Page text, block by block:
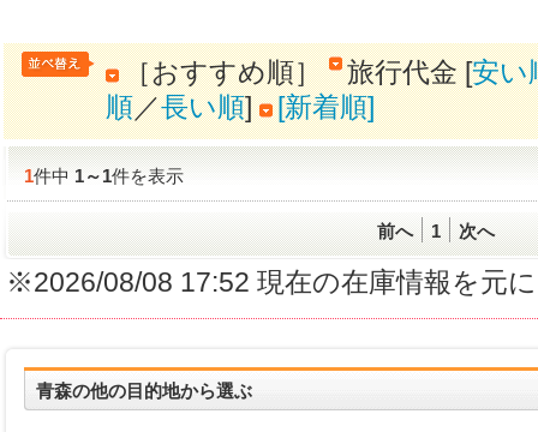
［おすすめ順］ 旅行代金 [安い
順／長い順] [新着順]
1件中1～1件を表示
前へ 1 次へ
※2026/08/08 17:52 現在の在庫情報を元
青森の他の目的地から選ぶ